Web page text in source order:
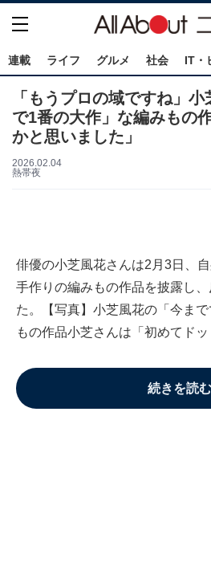
連載 ライフ グルメ 社会 IT・
「もうプロの域ですね」
で1番の大作」な編みもの
かと思いました」
2026.02.04
熱帯夜
俳優の小芝風花さんは2月3日、自
手作りの編みもの作品を披露し
た。【写真】小芝風花の「今ま
もの作品小芝さんは「初めてド
続きを読む